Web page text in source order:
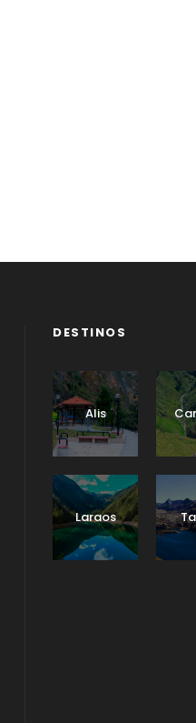
DESTINOS
Alis
Laraos